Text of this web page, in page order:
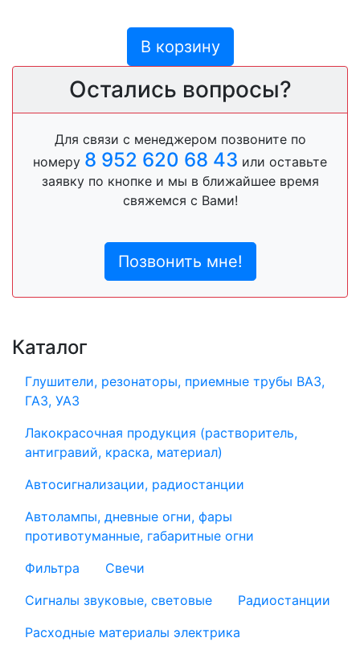
В корзину
Остались вопросы?
Для связи с менеджером позвоните по
номеру 8 952 620 68 43 или оставьте
заявку по кнопке и мы в ближайшее время
свяжемся с Вами!
Позвонить мне!
Каталог
Глушители, резонаторы, приемные трубы ВАЗ,
ГАЗ, УАЗ
Лакокрасочная продукция (растворитель,
антигравий, краска, материал)
Автосигнализации, радиостанции
Автолампы, дневные огни, фары
противотуманные, габаритные огни
Фильтра
Свечи
Сигналы звуковые, световые
Радиостанции
Расходные материалы электрика